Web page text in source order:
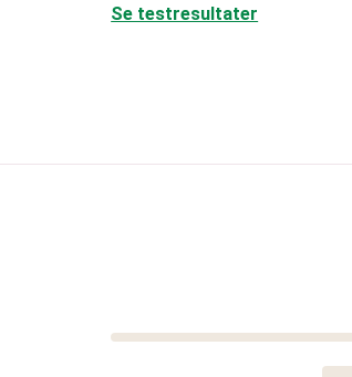
Se testresultater